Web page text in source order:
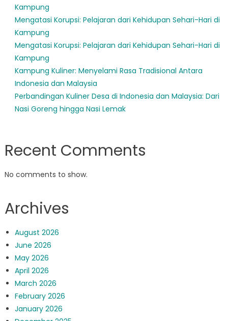
Kampung
Mengatasi Korupsi: Pelajaran dari Kehidupan Sehari-Hari di
Kampung
Mengatasi Korupsi: Pelajaran dari Kehidupan Sehari-Hari di
Kampung
Kampung Kuliner: Menyelami Rasa Tradisional Antara
Indonesia dan Malaysia
Perbandingan Kuliner Desa di Indonesia dan Malaysia: Dari
Nasi Goreng hingga Nasi Lemak
Recent Comments
No comments to show.
Archives
August 2026
June 2026
May 2026
April 2026
March 2026
February 2026
January 2026